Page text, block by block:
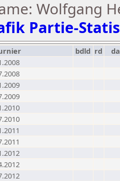
Wolfgang
Partie-
bdld rd